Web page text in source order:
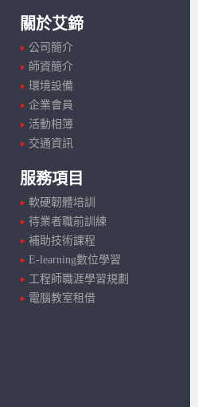
關於艾鍗
公司簡介
師資簡介
環境設備
企業會員
活動相簿
交通資訊
服務項目
軟硬韌體培訓
待業者職前訓練
補助技術課程
E-learning數位學習
工程師職涯學習規劃
電腦教室租借